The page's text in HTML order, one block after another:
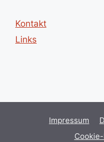
Kontakt
Links
Impressum